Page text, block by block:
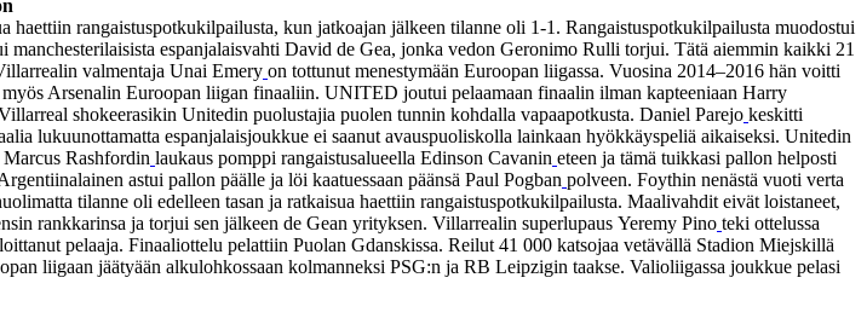
rangaistuspotkukilpailusta, kun jatkoajan jälkeen tilanne oli 1-1. Rangaistuspotkukilpailusta muodostui
espanjalaisvahti David de Gea, jonka vedon Geronimo Rulli torjui. Tätä aiemmin kaikki 21
valmentaja Unai Emery on tottunut menestymään Euroopan liigassa. Vuosina 2014–2016 hän voitti
Arsenalin Euroopan liigan finaaliin. UNITED joutui pelaamaan finaalin ilman kapteeniaan Harry
shokeerasikin Unitedin puolustajia puolen tunnin kohdalla vapaapotkusta. Daniel Parejo keskitti
lukuunottamatta espanjalaisjoukkue ei saanut avauspuoliskolla lainkaan hyökkäyspeliä aikaiseksi. Unitedin
Rashfordin laukaus pomppi rangaistusalueella Edinson Cavanin eteen ja tämä tuikkasi pallon helposti
astui pallon päälle ja löi kaatuessaan päänsä Paul Pogban polveen. Foythin nenästä vuoti verta
tilanne oli edelleen tasan ja ratkaisua haettiin rangaistuspotkukilpailusta. Maalivahdit eivät loistaneet,
rankkarinsa ja torjui sen jälkeen de Gean yrityksen. Villarrealin superlupaus Yeremy Pino teki ottelussa
pelaaja. Finaaliottelu pelattiin Puolan Gdanskissa. Reilut 41 000 katsojaa vetävällä Stadion Miejskillä
liigaan jäätyään alkulohkossaan kolmanneksi PSG:n ja RB Leipzigin taakse. Valioliigassa joukkue pelasi